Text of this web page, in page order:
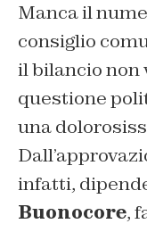
Manca il
consiglio
il bilancio non
questione
una
infatti,
Buonocore,